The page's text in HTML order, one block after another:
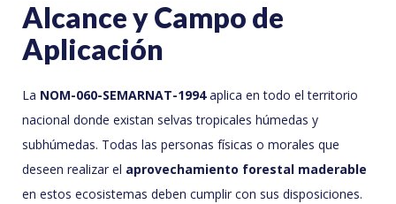
Alcance y Campo de
Aplicación
La NOM-060-SEMARNAT-1994aplica en todo el territorio
nacional donde existan selvas tropicales húmedas y
subhúmedas. Todas las personas físicas o morales que
deseen realizar el aprovechamiento forestal maderable
en estos ecosistemas deben cumplir con sus disposiciones.